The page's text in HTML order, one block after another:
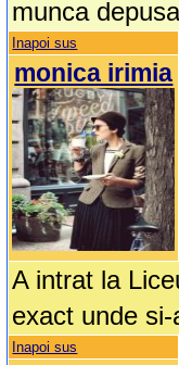
munca
Inapoi sus
monica irimia
A intrat la
exact unde si-
Inapoi sus